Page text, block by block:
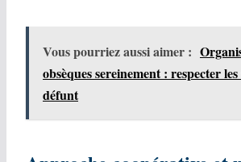
Vous pourriez aussi aimer :
obsèques sereinement : respecter
défunt